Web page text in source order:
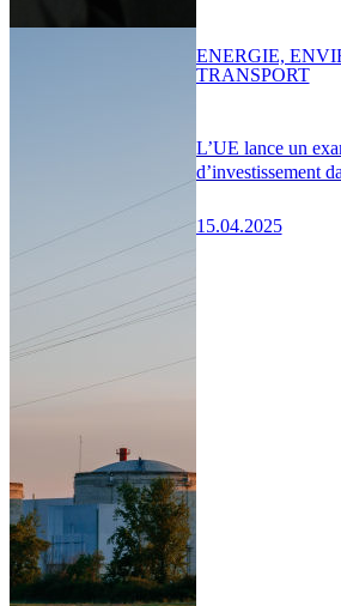
L’UE lance un
d’investissement
15.04.2025
ENERGIE,
TRANSPORT